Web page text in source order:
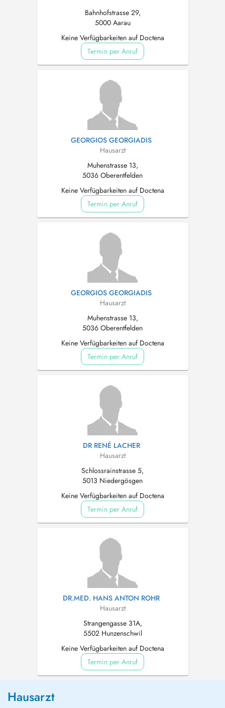
Bahnhofstrasse 29,
5000 Aarau
Keine Verfügbarkeiten auf Doctena
Termin per Anruf
GEORGIOS GEORGIADIS
Hausarzt
Muhenstrasse 13,
5036 Oberentfelden
Keine Verfügbarkeiten auf Doctena
Termin per Anruf
GEORGIOS GEORGIADIS
Hausarzt
Muhenstrasse 13,
5036 Oberentfelden
Keine Verfügbarkeiten auf Doctena
Termin per Anruf
DR RENÉ LACHER
Hausarzt
Schlossrainstrasse 5,
5013 Niedergösgen
Keine Verfügbarkeiten auf Doctena
Termin per Anruf
DR.MED. HANS ANTON ROHR
Hausarzt
Strangengasse 31A,
5502 Hunzenschwil
Keine Verfügbarkeiten auf Doctena
Termin per Anruf
Hausarzt